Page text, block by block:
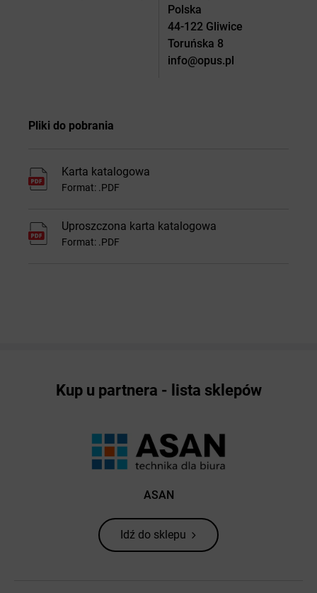
Polska
44-122 Gliwice
Toruńska 8
info@opus.pl
Pliki do pobrania
Karta katalogowa
Format: .PDF
Uproszczona karta katalogowa
Format: .PDF
Kup u partnera - lista sklepów
ASAN
Idź do sklepu